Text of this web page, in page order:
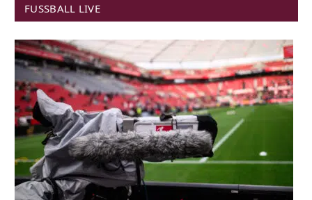
FUSSBALL LIVE